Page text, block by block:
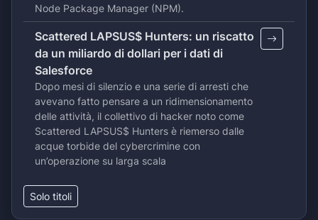
Node Package Manager (NPM).
Scattered LAPSUS$ Hunters: un riscatto
da un miliardo di dollari per i dati di
Salesforce
Dopo mesi di silenzio e una serie di arresti che
avevano fatto pensare a un ridimensionamento
delle attività, il collettivo di hacker noto come
Scattered LAPSUS$ Hunters è riemerso dalle
acque torbide del cybercrimine con
un’operazione su larga scala
Solo titoli